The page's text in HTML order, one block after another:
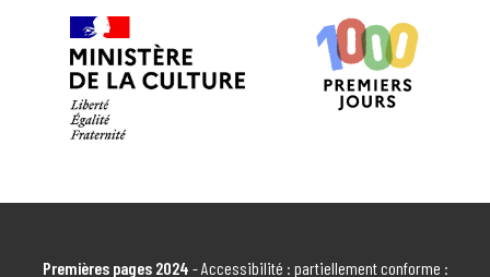
BIBLIOTHÈQUE MUNICIPALE D'ATTIGNAT
ATTIGNAT
EN SAVOIR PLUS
MÉDIATHÈQUE DE BAGÉ-LA-VILLE "LE
Premières pages 2024 - Accessibilité : partiellement conforme :